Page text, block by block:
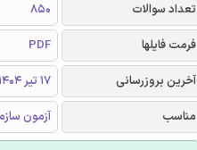
تعداد سوالات 850
فرمت فایلها
PDF
آخرین بروزرسانی
17 تیر 1404
مناسب
آزمون